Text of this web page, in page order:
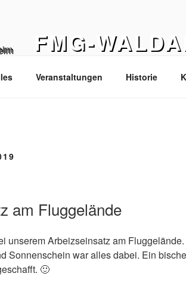
FMG-
Veranstaltungen Historie
am Fluggelände
unserem Arbeizseinsatz am Fluggelände.
Sonnenschein war alles dabei. Ein
🙂